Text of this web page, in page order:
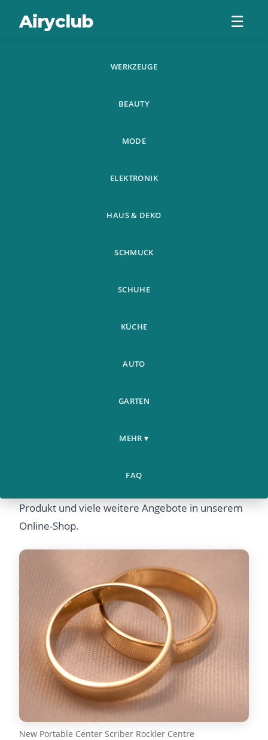
Airyclub ☰
WERKZEUGE
BEAUTY
MODE
ELEKTRONIK
HAUS & DEKO
SCHMUCK
SCHUHE
KÜCHE
AUTO
GARTEN
MEHR ▾
FAQ
Scriber Rockler Centre
Haustiere › Scriber Rockler Centre
Woodworking Marking - Jetzt günstig online
Produkt und viele weitere Angebote in unserem
Online-Shop.
New Portable Center Scriber Rockler Centre